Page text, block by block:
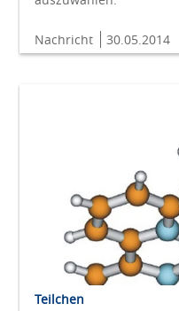
Nachricht 30.05.2014
Teilchen